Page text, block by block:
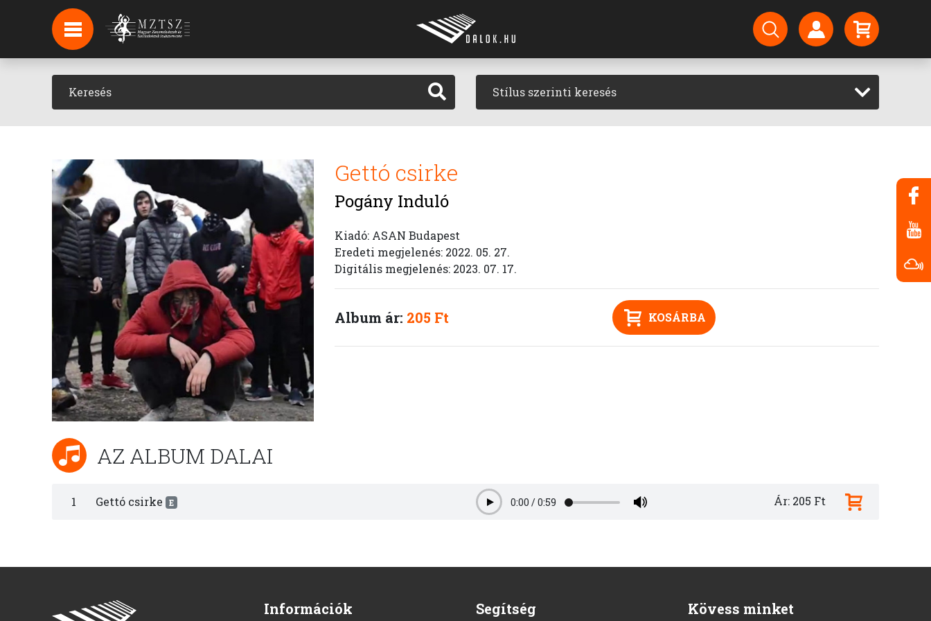
HÍREK
HÍRLEVÉL FELIRATKOZÁS
PODCAST Stílus szerinti keresés
Gettó csirke
Pogány Induló
Kiadó: ASAN Budapest
Eredeti megjelenés: 2022. 05. 27.
Digitális megjelenés: 2023. 07. 17.
Album ár: 205 Ft KOSÁRBA
AZ ALBUM DALAI
1 Gettó csirke E Play0:00 /0:59 Ár: 205 Ft
Információk Segítség Kövess minket